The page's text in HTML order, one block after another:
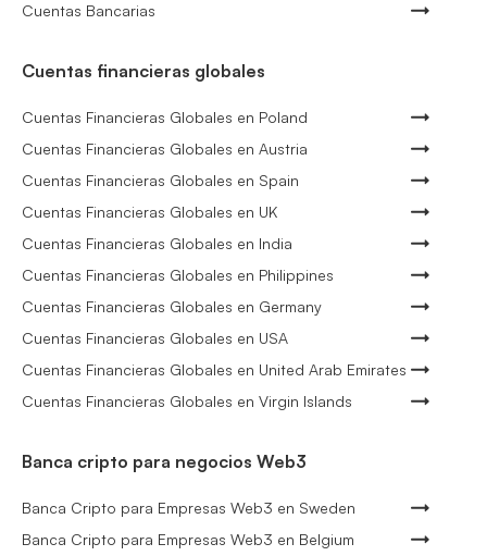
Cuentas Bancarias
Cuentas financieras globales
Cuentas Financieras Globales en Poland
Cuentas Financieras Globales en Austria
Cuentas Financieras Globales en Spain
Cuentas Financieras Globales en UK
Cuentas Financieras Globales en India
Cuentas Financieras Globales en Philippines
Cuentas Financieras Globales en Germany
Cuentas Financieras Globales en USA
Cuentas Financieras Globales en United Arab Emirates
Cuentas Financieras Globales en Virgin Islands
Banca cripto para negocios Web3
Banca Cripto para Empresas Web3 en Sweden
Banca Cripto para Empresas Web3 en Belgium